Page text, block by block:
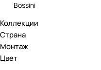
Bossini
Burlington
Carimali
CEA Design
Коллекции
Страна
Монтаж
Цвет